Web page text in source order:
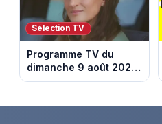
Sélection TV
Programme TV du
dimanche 9 août 2026
: notre sélection pour